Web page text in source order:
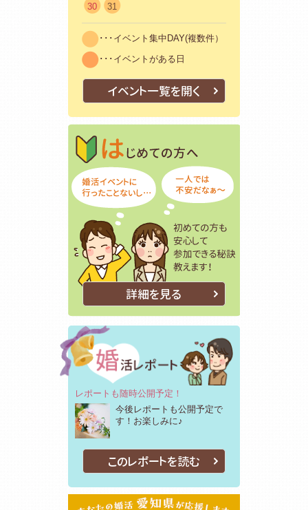
30 31
･･･イベント集中DAY(複数件）
･･･イベントがある日
イベント一覧を開く
はじめての方
詳細を見る
レポートも随時公開予定！
今後レポートも公開予定で
す！お楽しみに♪
このレポートを読む